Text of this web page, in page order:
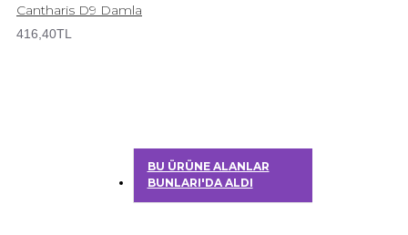
Cantharis D9 Damla
416,40TL
BU ÜRÜNE ALANLAR
BUNLARI'DA ALDI